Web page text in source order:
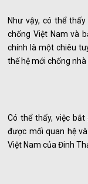
Như vậy, có thể
chống Việt Nam và
chính là một chiêu
thế hệ mới chống
Có thể thấy, việc
được mối quan hệ
Việt Nam của Đinh